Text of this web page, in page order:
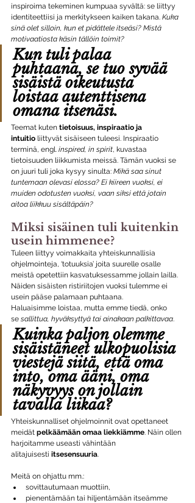
inspiroima tekeminen kumpuaa syvältä: se liittyy
identiteettiisi ja merkitykseen kaiken takana. Kuka
sinä olet silloin, kun et pidättele itseäsi? Mistä
motivaatiosta käsin tällöin toimit?
Kun tuli palaa
puhtaana, se tuo syvää
sisäistä oikeutusta
loistaa autenttisena
omana itsenäsi.
Teemat kuten tietoisuus, inspiraatio ja
intuitio liittyvät sisäiseen tuleesi. Inspiraatio
terminä, engl. inspired, in spirit, kuvastaa
tietoisuuden liikkumista meissä. Tämän vuoksi se
on juuri tuli joka kysyy sinulta: Mikä saa sinut
tuntemaan olevasi elossa? Ei kiireen vuoksi, ei
muiden odotusten vuoksi, vaan siksi että jotain
aitoa liikkuu sisältäpäin?
Miksi sisäinen tuli kuitenkin
usein himmenee?
Tuleen liittyy voimakkaita yhteiskunnallisia
ohjelmointeja, ‘totuuksia’ joita suurelle osalle
meistä opetettiin kasvatuksessamme jollain lailla.
Näiden sisäisten ristiriitojen vuoksi tulemme ei
usein pääse palamaan puhtaana.
Haluaisimme loistaa, mutta emme tiedä, onko
se sallittua, hyväksyttyä tai ainakaan palkittavaa
Kuinka paljon olemme
sisäistäneet ulkopuolisia
viestejä siitä, että oma
into, oma ääni, oma
näkyvyys on jollain
tavalla liikaa?
Yhteiskunnalliset ohjelmoinnit ovat opettaneet
meidät pelkäämään omaa liekkiämme . Näin ollen
harjoitamme useasti vähintään
alitajuisesti itsesensuuria
Meitä on ohjattu mm.:
sovittautumaan muottiin,
pienentämään tai hiljentämään itseämme